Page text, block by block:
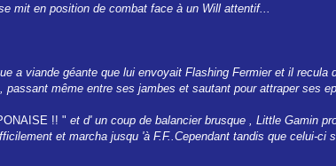
mit en position de combat face à un Will attentif...
a viande géante que lui envoyait Flashing Fermier et il
même entre ses jambes et sautant pour attraper ses
!! " et d' un coup de balancier brusque , Little Gamin
et marcha jusqu 'à F.F..Cependant tandis que celui-